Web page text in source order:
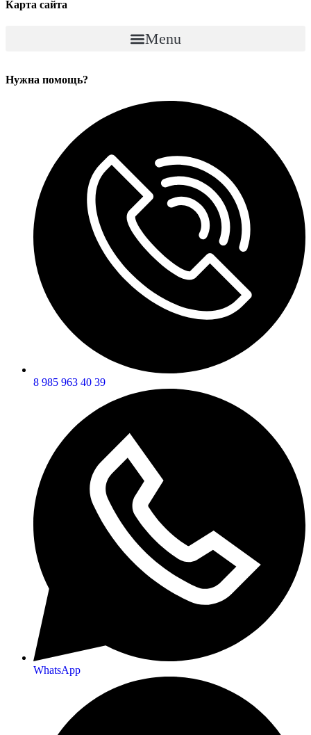
Карта сайта
Menu
Нужна помощь?
8 985 963 40 39
WhatsApp